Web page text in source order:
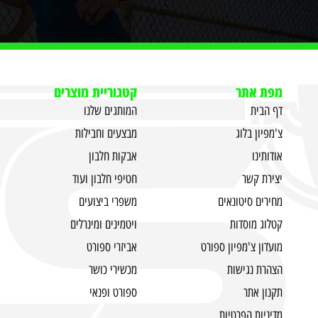
מפת אתר
דף הבית
צ'מפיון בלוג
אודותינו
יצירת קשר
מחירים סיטונאים
קטלוג מוסדות
מועדון צ'מפיון ספורט
הצהרת נגישות
תקנון אתר
קטגוריית מוצרים
המותגים שלנו
מבצעים וחבילות
אבקות חלבון
חטיפי חלבון ועוד
משפרי ביצועים
ויטמינים ומינרלים
אביזרי ספורט
מכשירי כושר
ספורט ופנאי